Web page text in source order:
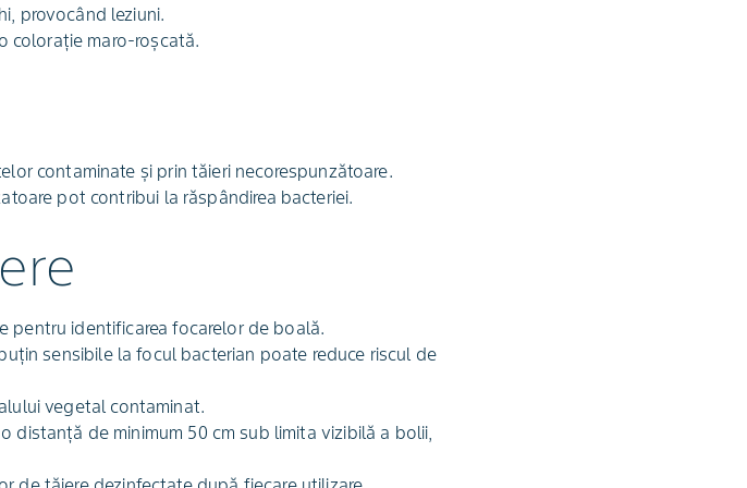
provocând leziuni.
colorație maro-roșcată.
contaminate și prin tăieri necorespunzătoare.
pot contribui la răspândirea bacteriei.
pentru identificarea focarelor de boală.
sensibile la focul bacterian poate reduce riscul de
vegetal contaminat.
distanță de minimum 50 cm sub limita vizibilă a bolii,